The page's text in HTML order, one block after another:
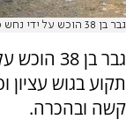
גבר בן 38 הוכש על ידי נחש סמוך לתקוע
גבר בן
תקוע בגוש
קשה ובהכרה.